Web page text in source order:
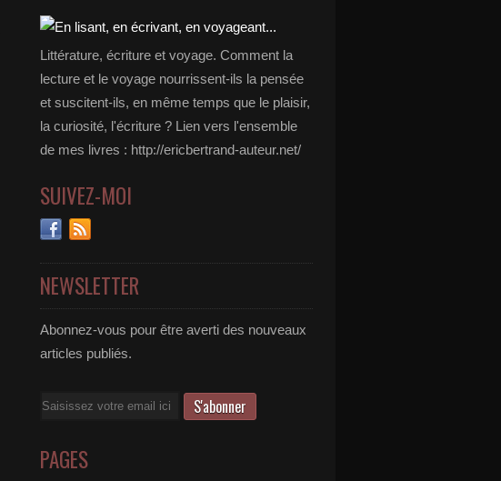
Littérature, écriture et voyage. Comment la
lecture et le voyage nourrissent-ils la pensée
et suscitent-ils, en même temps que le plaisir,
la curiosité, l'écriture ? Lien vers l'ensemble
de mes livres : http://ericbertrand-auteur.net/
SUIVEZ-MOI
NEWSLETTER
Abonnez-vous pour être averti des nouveaux
articles publiés.
Email
PAGES